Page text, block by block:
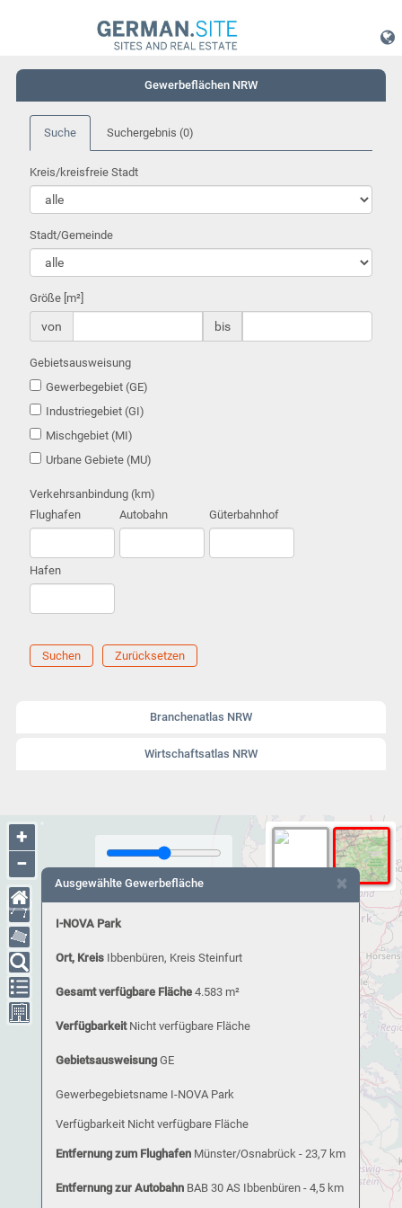
Gewerbeflächen NRW
Suche Suchergebnis (0)
Kreis/kreisfreie Stadt
Stadt/Gemeinde
Größe [m²]
von bis
Gebietsausweisung
Gewerbegebiet (GE)
Industriegebiet (GI)
Mischgebiet (MI)
Urbane Gebiete (MU)
Verkehrsanbindung (km)
Flughafen
Autobahn Güterbahnhof
Hafen
Suchen Zurücksetzen
Branchenatlas NRW
Wirtschaftsatlas NRW
+
−
×
Ausgewählte Gewerbefläche
I-NOVA Park
Ort, Kreis Ibbenbüren, Kreis Steinfurt
Gesamt verfügbare Fläche 4.583 m²
Verfügbarkeit Nicht verfügbare Fläche
GebietsausweisungGE
Gewerbegebietsname I-NOVA Park
Verfügbarkeit Nicht verfügbare Fläche
Entfernung zum Flughafen Münster/Osnabrück - 23,7 km
Entfernung zur Autobahn BAB 30 AS Ibbenbüren - 4,5 km